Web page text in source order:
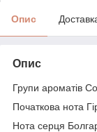
Опис
Опис
Групи ароматів
Початкова нота
Нота серця